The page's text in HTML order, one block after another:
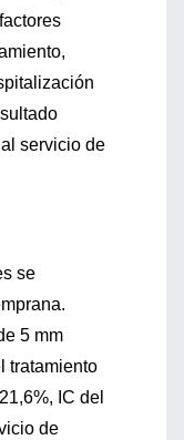
servicio de
se
5 mm
tratamiento
IC del
de